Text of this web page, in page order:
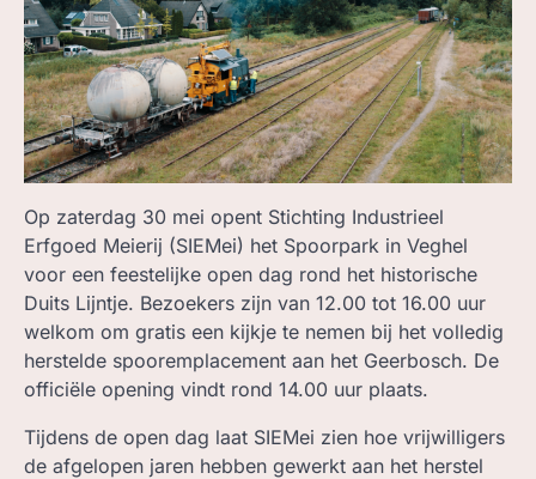
ZOEK, NIET BC
LEZEN BC, JAAR
ZOEK, IN BC
Op zaterdag 30 mei opent Stichting Industrieel
Erfgoed Meierij (SIEMei) het Spoorpark in Veghel
voor een feestelijke open dag rond het historische
Duits Lijntje. Bezoekers zijn van 12.00 tot 16.00 uur
welkom om gratis een kijkje te nemen bij het volledig
herstelde spooremplacement aan het Geerbosch. De
officiële opening vindt rond 14.00 uur plaats.
Tijdens de open dag laat SIEMei zien hoe vrijwilligers
de afgelopen jaren hebben gewerkt aan het herstel